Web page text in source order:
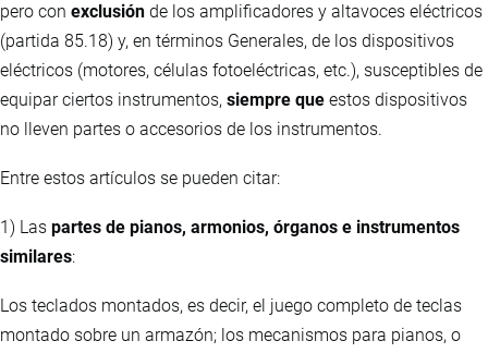
pero con exclusión de los amplificadores y altavoces eléctricos
(partida 85.18) y, en términos Generales, de los dispositivos
eléctricos (motores, células fotoeléctricas, etc.), susceptibles de
equipar ciertos instrumentos, siempre que estos dispositivos
no lleven partes o accesorios de los instrumentos.
Entre estos artículos se pueden citar:
1) Las partes de pianos, armonios, órganos e instrumentos
similares:
Los teclados montados, es decir, el juego completo de teclas
montado sobre un armazón; los mecanismos para pianos, o